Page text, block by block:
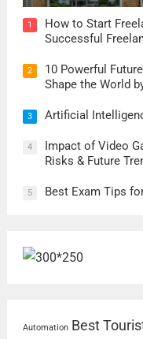
1
How to Start
Successful
2
10 Powerful
Shape the World
3 Artificial
4
Impact of Video
Risks & Future
5 Best Exam Tips
Automation Best